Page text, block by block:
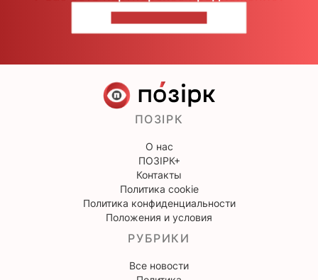
ПОЗІРК
О нас
ПОЗІРК+
Контакты
Политика cookie
Политика конфиденциальности
Положения и условия
РУБРИКИ
Все новости